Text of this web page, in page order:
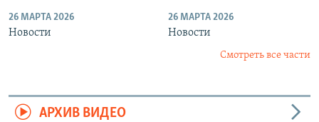
26 МАРТА 2026
Новости
26 МАРТА 2026
Новости
Смотреть все части
АРХИВ ВИДЕО